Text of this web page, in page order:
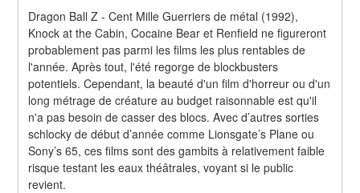
Dragon Ball Z - Cent Mille Guerriers de métal (1992),
Knock at the Cabin, Cocaine Bear et Renfield ne figureront
probablement pas parmi les films les plus rentables de
l'année. Après tout, l'été regorge de blockbusters
potentiels. Cependant, la beauté d'un film d'horreur ou d'un
long métrage de créature au budget raisonnable est qu'il
n'a pas besoin de casser des blocs. Avec d’autres sorties
schlocky de début d’année comme Lionsgate’s Plane ou
Sony’s 65, ces films sont des gambits à relativement faible
risque testant les eaux théâtrales, voyant si le public
revient.